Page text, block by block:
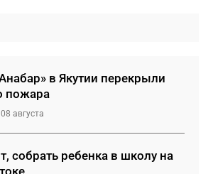
в Якутии перекрыли
пожара
августа
собрать ребенка в школу на